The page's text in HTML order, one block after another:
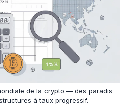
de la crypto — des paradis
à taux progressif.